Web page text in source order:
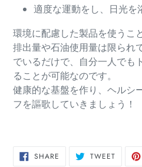
適度な運動をし、日光を
環境に配慮した製品を使うこ
排出量や石油使用量は限られ
でいるだけで、自分一人でも
ることが可能なのです。
健康的な基盤を作り、ヘルシ
フを謳歌していきましょう！
SHARE SHARE TWEETTWEET